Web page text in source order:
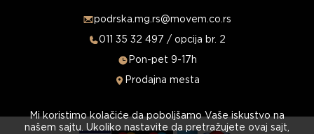
Mi koristimo kolačiće da poboljšamo Vaše iskustvo na
našem sajtu. Ukoliko nastavite da pretražujete ovaj sajt,
podrska.mg.rs@movem.co.rs
011 35 32 497 / opcija br. 2
Pon-pet 9-17h
Prodajna mesta